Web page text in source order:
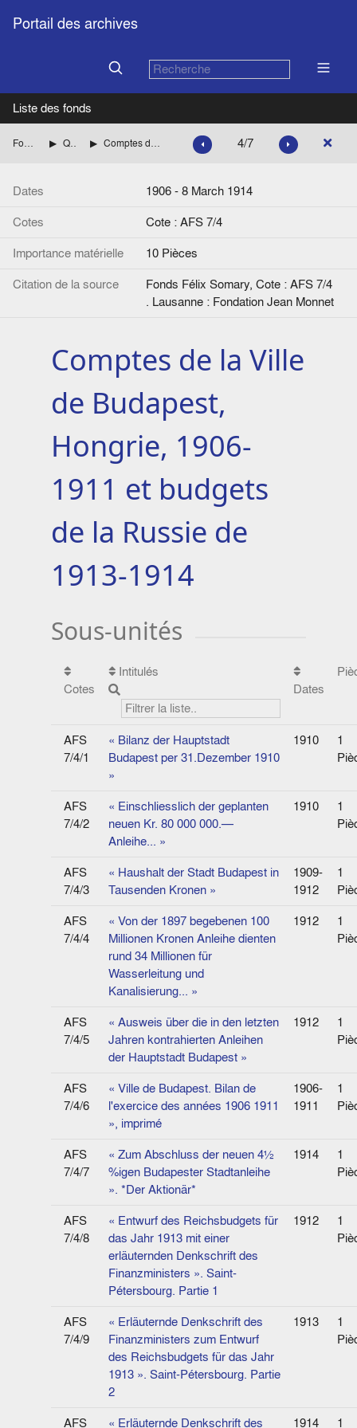
Portail des archives
Liste des fonds
Fonds Félix Somary Questions économiques Comptes de la Ville de Budapest, Hongrie, 1906-1911 et budgets de la Russie de 1913-1914 4/7
Dates
1906 - 8 March 1914
Cotes
Cote : AFS 7/4
Importance matérielle
10 Pièces
Citation de la source
Fonds Félix Somary, Cote : AFS 7/4
. Lausanne : Fondation Jean Monnet
Comptes de la Ville
de Budapest,
Hongrie, 1906-
1911 et budgets
de la Russie de
1913-1914
Sous-unités
Cotes
Intitulés
Dates
AFS
7/4/1
« Bilanz der Hauptstadt
Budapest per 31.Dezember 1910
»
1910
1
AFS
7/4/2
« Einschliesslich der geplanten
neuen Kr. 80 000 000.—
Anleihe... »
1910
1
AFS
7/4/3
« Haushalt der Stadt Budapest in
Tausenden Kronen »
1909-
1912
1
AFS
7/4/4
« Von der 1897 begebenen 100
Millionen Kronen Anleihe dienten
rund 34 Millionen für
Wasserleitung und
Kanalisierung... »
1912
1
AFS
7/4/5
« Ausweis über die in den letzten
Jahren kontrahierten Anleihen
der Hauptstadt Budapest »
1912
1
AFS
7/4/6
« Ville de Budapest. Bilan de
l'exercice des années 1906 1911
», imprimé
1906-
1911
1
AFS
7/4/7
« Zum Abschluss der neuen 4½
%igen Budapester Stadtanleihe
». *Der Aktionär*
1914
1
AFS
7/4/8
« Entwurf des Reichsbudgets für
das Jahr 1913 mit einer
erläuternden Denkschrift des
Finanzministers ». Saint-
Pétersbourg. Partie 1
1912
1
AFS
7/4/9
« Erläuternde Denkschrift des
Finanzministers zum Entwurf
des Reichsbudgets für das Jahr
1913 ». Saint-Pétersbourg. Partie
2
1913
1
AFS « Erläuternde Denkschrift des 1914 1